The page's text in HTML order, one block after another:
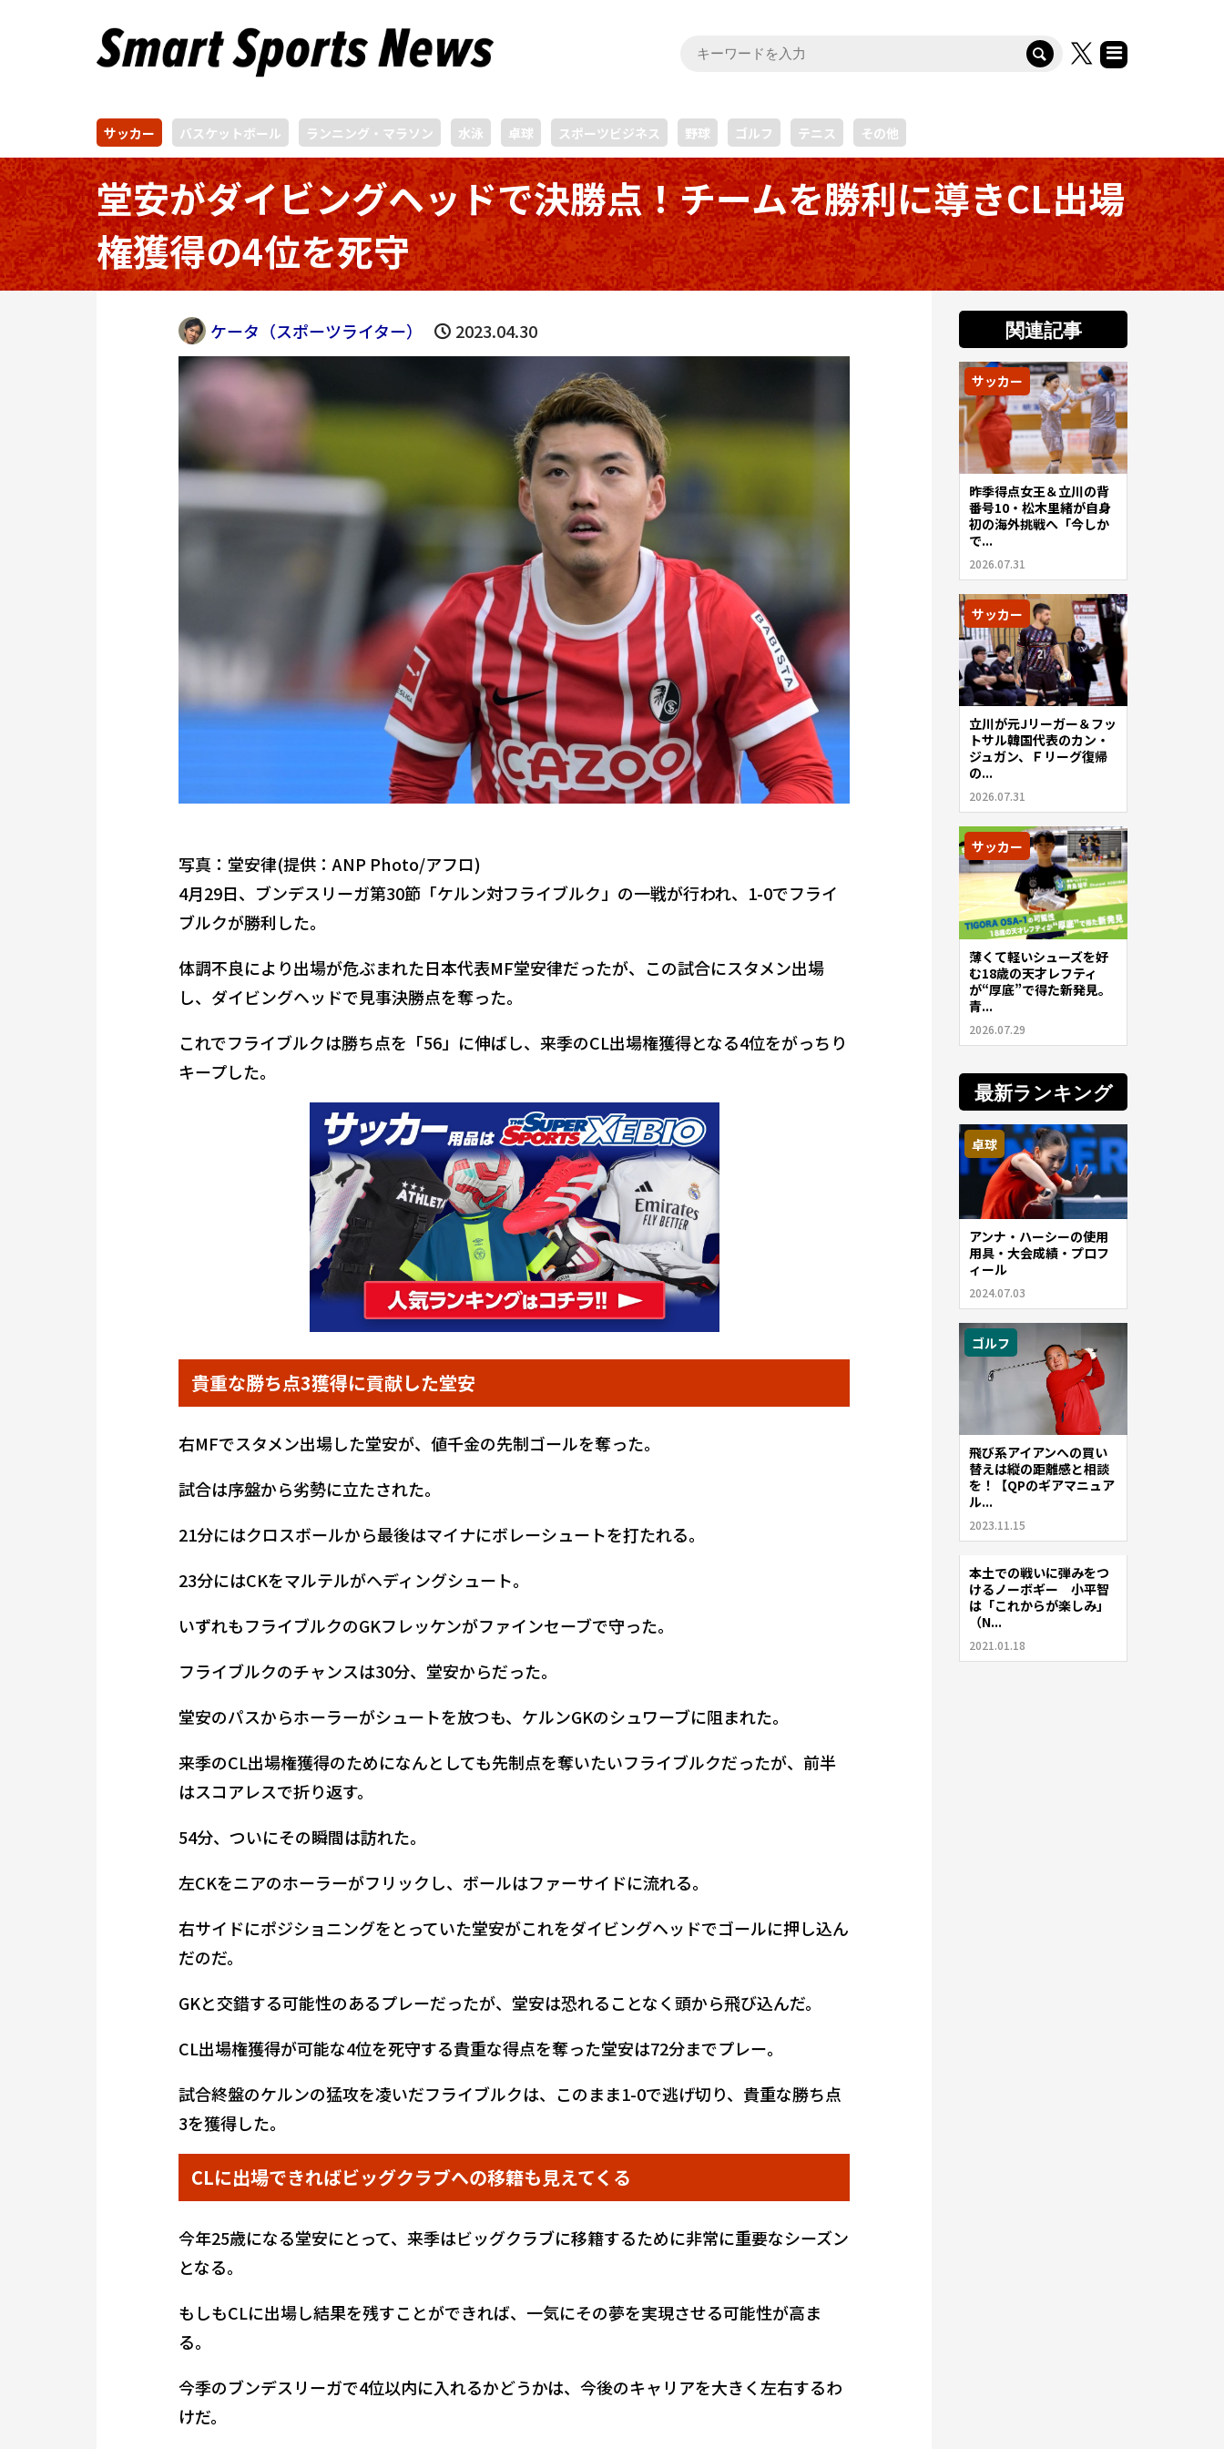
サッカー バスケットボール ランニング・マラソン 水泳 卓球 スポーツビジネス 野球 ゴルフ テニス その他
堂安がダイビングヘッドで決勝点！チームを勝利に導きCL出場
権獲得の4位を死守
ケータ（スポーツライター） 2023.04.30
写真：堂安律(提供：ANP Photo/アフロ)
4月29日、ブンデスリーガ第30節「ケルン対フライブルク」の一戦が行われ、1-0でフライ
ブルクが勝利した。
体調不良により出場が危ぶまれた日本代表MF堂安律だったが、この試合にスタメン出場
し、ダイビングヘッドで見事決勝点を奪った。
これでフライブルクは勝ち点を「56」に伸ばし、来季のCL出場権獲得となる4位をがっちり
キープした。
貴重な勝ち点3獲得に貢献した堂安
右MFでスタメン出場した堂安が、値千金の先制ゴールを奪った。
試合は序盤から劣勢に立たされた。
21分にはクロスボールから最後はマイナにボレーシュートを打たれる。
23分にはCKをマルテルがヘディングシュート。
いずれもフライブルクのGKフレッケンがファインセーブで守った。
フライブルクのチャンスは30分、堂安からだった。
堂安のパスからホーラーがシュートを放つも、ケルンGKのシュワーブに阻まれた。
来季のCL出場権獲得のためになんとしても先制点を奪いたいフライブルクだったが、前半
はスコアレスで折り返す。
54分、ついにその瞬間は訪れた。
左CKをニアのホーラーがフリックし、ボールはファーサイドに流れる。
右サイドにポジショニングをとっていた堂安がこれをダイビングヘッドでゴールに押し込ん
だのだ。
GKと交錯する可能性のあるプレーだったが、堂安は恐れることなく頭から飛び込んだ。
CL出場権獲得が可能な4位を死守する貴重な得点を奪った堂安は72分までプレー。
試合終盤のケルンの猛攻を凌いだフライブルクは、このまま1-0で逃げ切り、貴重な勝ち点
3を獲得した。
CLに出場できればビッグクラブへの移籍も見えてくる
今年25歳になる堂安にとって、来季はビッグクラブに移籍するために非常に重要なシーズン
となる。
もしもCLに出場し結果を残すことができれば、一気にその夢を実現させる可能性が高ま
る。
今季のブンデスリーガで4位以内に入れるかどうかは、今後のキャリアを大きく左右するわ
けだ。
関連記事
サッカー
昨季得点女王＆立川の背
番号10・松木里緒が自身
初の海外挑戦へ「今しか
で...
2026.07.31
サッカー
立川が元Jリーガー＆フッ
トサル韓国代表のカン・
ジュガン、Ｆリーグ復帰
の...
2026.07.31
サッカー
薄くて軽いシューズを好
む18歳の天才レフティ
が“厚底”で得た新発見。
青...
2026.07.29
最新ランキング
卓球
アンナ・ハーシーの使用
用具・大会成績・プロフ
ィール
2024.07.03
ゴルフ
飛び系アイアンへの買い
替えは縦の距離感と相談
を！【QPのギアマニュア
ル...
2023.11.15
ゴルフ
本土での戦いに弾みをつ
けるノーボギー 小平智
は「これからが楽しみ」
（N...
2021.01.18